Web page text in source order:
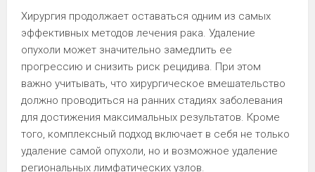
Хирургия продолжает оставаться одним из самых
эффективных методов лечения рака. Удаление
опухоли может значительно замедлить ее
прогрессию и снизить риск рецидива. При этом
важно учитывать, что хирургическое вмешательство
должно проводиться на ранних стадиях заболевания
для достижения максимальных результатов. Кроме
того, комплексный подход включает в себя не только
удаление самой опухоли, но и возможное удаление
региональных лимфатических узлов.